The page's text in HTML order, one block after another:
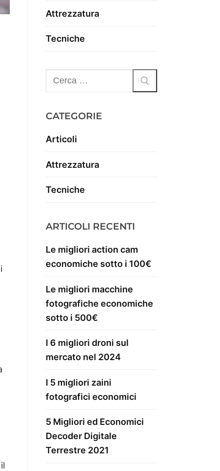
Attrezzatura
Tecniche
CATEGORIE
Articoli
Attrezzatura
Tecniche
ARTICOLI RECENTI
Le migliori action cam
economiche sotto i 100€
Le migliori macchine
fotografiche economiche
sotto i 500€
I 6 migliori droni sul
mercato nel 2024
I 5 migliori zaini
fotografici economici
5 Migliori ed Economici
Decoder Digitale
Terrestre 2021